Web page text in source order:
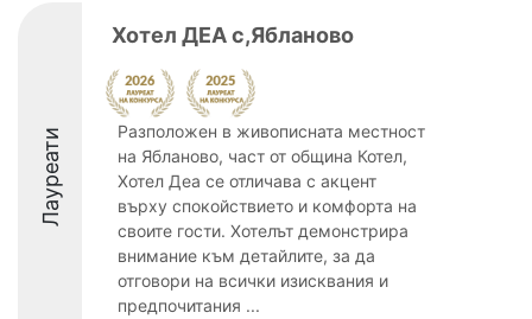
Лауреати
Хотел ДЕА с,Ябланово
Разположен в живописната местност
на Ябланово, част от община Котел,
Хотел Деа се отличава с акцент
върху спокойствието и комфорта на
своите гости. Хотелът демонстрира
внимание към детайлите, за да
отговори на всички изисквания и
предпочитания ...